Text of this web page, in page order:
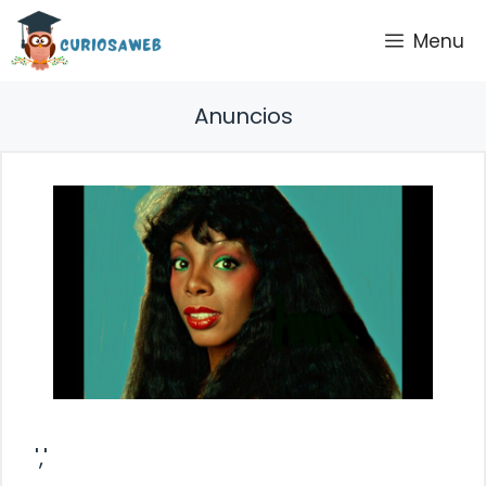
Saltar
contenido
Menu
Anuncios
','